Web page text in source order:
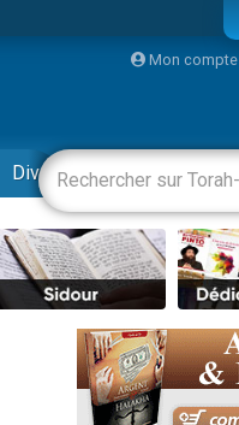
Mon compte
Divertissements Livres